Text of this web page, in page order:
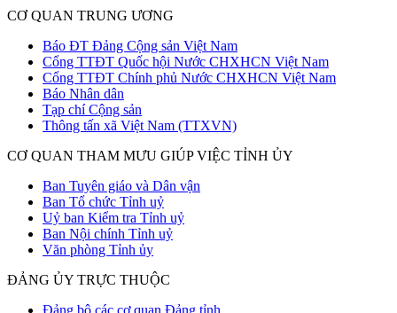
CƠ QUAN TRUNG ƯƠNG
Báo ĐT Đảng Cộng sản Việt Nam
Cổng TTĐT Quốc hội Nước CHXHCN Việt Nam
Cổng TTĐT Chính phủ Nước CHXHCN Việt Nam
Báo Nhân dân
Tạp chí Cộng sản
Thông tấn xã Việt Nam (TTXVN)
CƠ QUAN THAM MƯU GIÚP VIỆC TỈNH ỦY
Ban Tuyên giáo và Dân vận
Ban Tổ chức Tỉnh uỷ
Uỷ ban Kiểm tra Tỉnh uỷ
Ban Nội chính Tỉnh uỷ
Văn phòng Tỉnh ủy
ĐẢNG ỦY TRỰC THUỘC
Đảng bộ các cơ quan Đảng tỉnh